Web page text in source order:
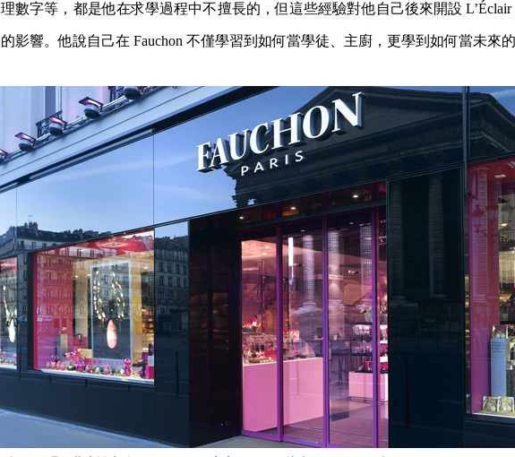
理數字等，都是他在求學過程中不擅長的，但這些經驗對他自己後來開設 L’Éclair
的影響。他說自己在 Fauchon 不僅學習到如何當學徒、主廚，更學到如何當未來